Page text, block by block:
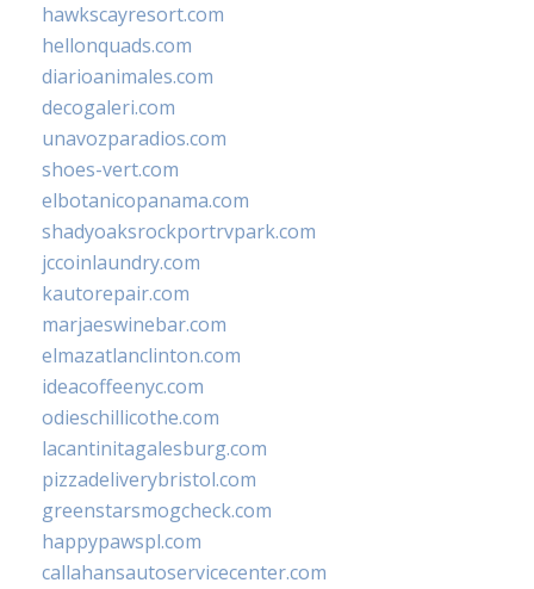
hawkscayresort.com
hellonquads.com
diarioanimales.com
decogaleri.com
unavozparadios.com
shoes-vert.com
elbotanicopanama.com
shadyoaksrockportrvpark.com
jccoinlaundry.com
kautorepair.com
marjaeswinebar.com
elmazatlanclinton.com
ideacoffeenyc.com
odieschillicothe.com
lacantinitagalesburg.com
pizzadeliverybristol.com
greenstarsmogcheck.com
happypawspl.com
callahansautoservicecenter.com